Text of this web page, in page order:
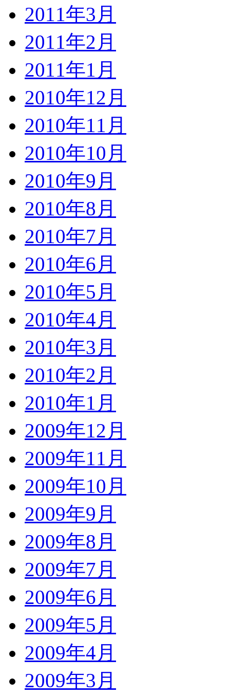
2011年3月
2011年2月
2011年1月
2010年12月
2010年11月
2010年10月
2010年9月
2010年8月
2010年7月
2010年6月
2010年5月
2010年4月
2010年3月
2010年2月
2010年1月
2009年12月
2009年11月
2009年10月
2009年9月
2009年8月
2009年7月
2009年6月
2009年5月
2009年4月
2009年3月